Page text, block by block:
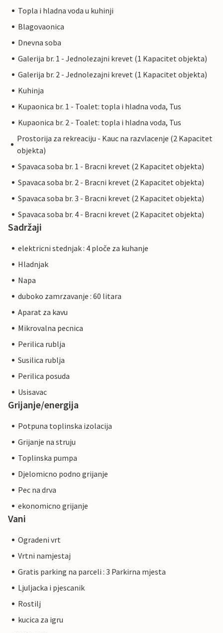
Topla i hladna voda u kuhinji
Blagovaonica
Dnevna soba
Galerija br. 1 - Jednolezajni krevet (1 Kapacitet objekta)
Galerija br. 2 - Jednolezajni krevet (1 Kapacitet objekta)
Kuhinja
Kupaonica br. 1 - Toalet: topla i hladna voda, Tus
Kupaonica br. 2 - Toalet: topla i hladna voda, Tus
Prostorija za rekreaciju - Kauc na razvlacenje (2 Kapacitet
objekta)
Spavaca soba br. 1 - Bracni krevet (2 Kapacitet objekta)
Spavaca soba br. 2 - Bracni krevet (2 Kapacitet objekta)
Spavaca soba br. 3 - Bracni krevet (2 Kapacitet objekta)
Spavaca soba br. 4 - Bracni krevet (2 Kapacitet objekta)
Sadržaji
elektricni stednjak : 4 ploče za kuhanje
Hladnjak
Napa
duboko zamrzavanje : 60 litara
Aparat za kavu
Mikrovalna pecnica
Perilica rublja
Susilica rublja
Perilica posuda
Usisavac
Grijanje/energija
Potpuna toplinska izolacija
Grijanje na struju
Toplinska pumpa
Djelomicno podno grijanje
Pec na drva
ekonomicno grijanje
Vani
Ogradeni vrt
Vrtni namjestaj
Gratis parking na parceli : 3 Parkirna mjesta
Ljuljacka i pjescanik
Rostilj
kucica za igru